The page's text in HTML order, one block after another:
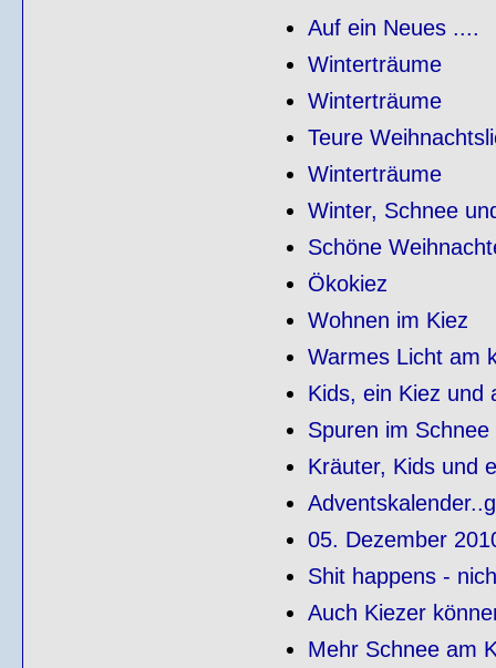
Auf ein Neues ....
Winterträume
Winterträume
Teure
Winterträume
Winter, Schnee
Schöne
Ökokiez
Wohnen im Kiez
Warmes Licht am
Kids, ein Kiez und
Spuren im Schnee
Kräuter, Kids und
05. Dezember
Shit happens -
Auch Kiezer
Mehr Schnee am